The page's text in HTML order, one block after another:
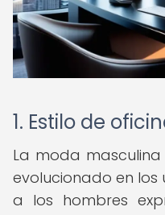
1. Estilo de
La moda
evolucionado en los
a los hombres